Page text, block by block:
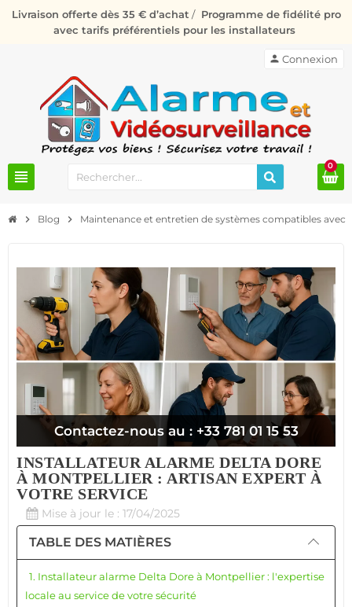
Livraison offerte dès 35 € d’achat / Programme de fidélité pro
avec tarifs préférentiels pour les installateurs
view_headline
person Connexion
0
chevron_right Blog chevron_right Maintenance et entretien de systèmes compatibles avec
Contactez-nous au : +33 781 01 15 53
INSTALLATEUR ALARME DELTA DORE
À MONTPELLIER : ARTISAN EXPERT À
VOTRE SERVICE
Mise à jour le : 17/04/2025
TABLE DES MATIÈRES
1. Installateur alarme Delta Dore à Montpellier : l'expertise
locale au service de votre sécurité